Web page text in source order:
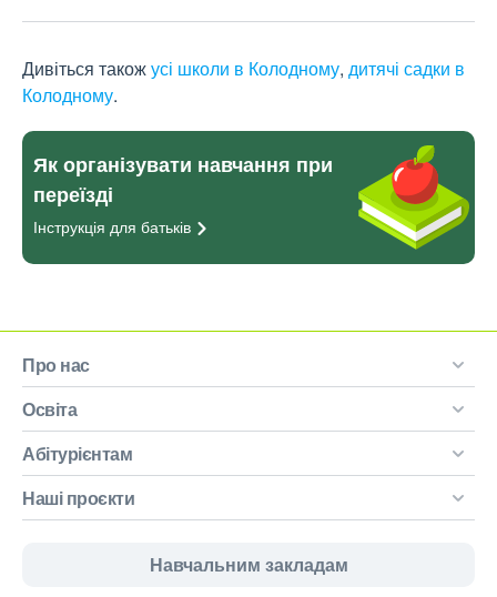
Дивіться такожусі школи в Колодному, дитячі садки в
Колодному.
Як організувати навчання при
переїзді
Інструкція для батьків
Про нас
Освіта
Абітурієнтам
Наші проєкти
Навчальним закладам